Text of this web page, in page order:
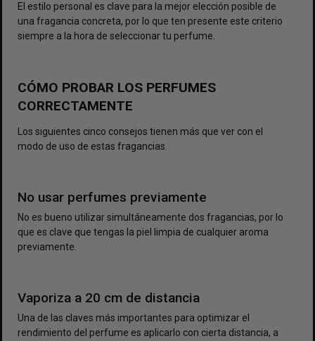
El estilo personal es clave para la mejor elección posible de
una fragancia concreta, por lo que ten presente este criterio
siempre a la hora de seleccionar tu perfume.
CÓMO PROBAR LOS PERFUMES
CORRECTAMENTE
Los siguientes cinco consejos tienen más que ver con el
modo de uso de estas fragancias.
No usar perfumes previamente
No es bueno utilizar simultáneamente dos fragancias, por lo
que es clave que tengas la piel limpia de cualquier aroma
previamente.
Vaporiza a 20 cm de distancia
Una de las claves más importantes para optimizar el
rendimiento del perfume es aplicarlo con cierta distancia, a